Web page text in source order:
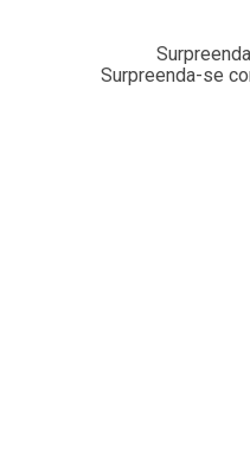
Surpreenda-se